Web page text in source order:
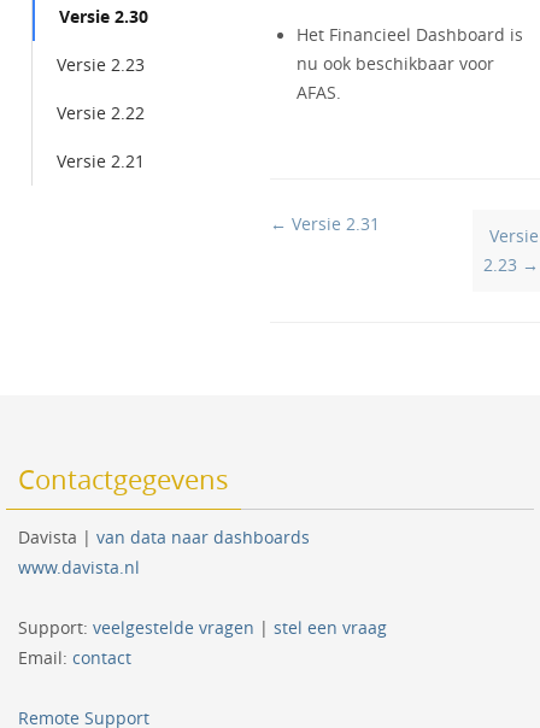
Versie 2.30
Versie 2.23
Versie 2.22
Versie 2.21
Het Financieel Dashboard is
nu ook beschikbaar voor
AFAS.
Doc
← Versie 2.31
Versie
2.23 →
Contactgegevens
Davista | van data naar dashboards
www.davista.nl
Support: veelgestelde vragen | stel een vraag
Email: contact
Remote Support